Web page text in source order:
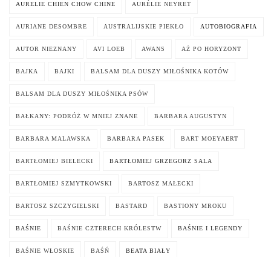
AURELIE CHIEN CHOW CHINE AURÉLIE NEYRET
AURIANE DESOMBRE AUSTRALIJSKIE PIEKŁO AUTOBIOGRAFIA
AUTOR NIEZNANY AVI LOEB AWANS AŻ PO HORYZONT
BAJKA BAJKI BALSAM DLA DUSZY MIŁOŚNIKA KOTÓW
BALSAM DLA DUSZY MIŁOŚNIKA PSÓW
BAŁKANY: PODRÓŻ W MNIEJ ZNANE BARBARA AUGUSTYN
BARBARA MALAWSKA BARBARA PASEK BART MOEYAERT
BARTŁOMIEJ BIELECKI BARTŁOMIEJ GRZEGORZ SALA
BARTŁOMIEJ SZMYTKOWSKI BARTOSZ MAŁECKI
BARTOSZ SZCZYGIELSKI BASTARD BASTIONY MROKU
BAŚNIE BAŚNIE CZTERECH KRÓLESTW BAŚNIE I LEGENDY
BAŚNIE WŁOSKIE BAŚŃ BEATA BIAŁY